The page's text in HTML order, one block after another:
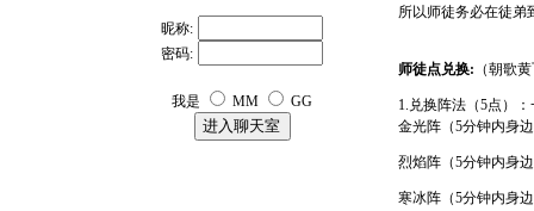
昵称:
密码:
我是 MM GG
所以师徒务必在徒弟
师徒点兑换: （朝歌
1.兑换阵法（5点）
金光阵（5分钟内身
烈焰阵（5分钟内身
寒冰阵（5分钟内身